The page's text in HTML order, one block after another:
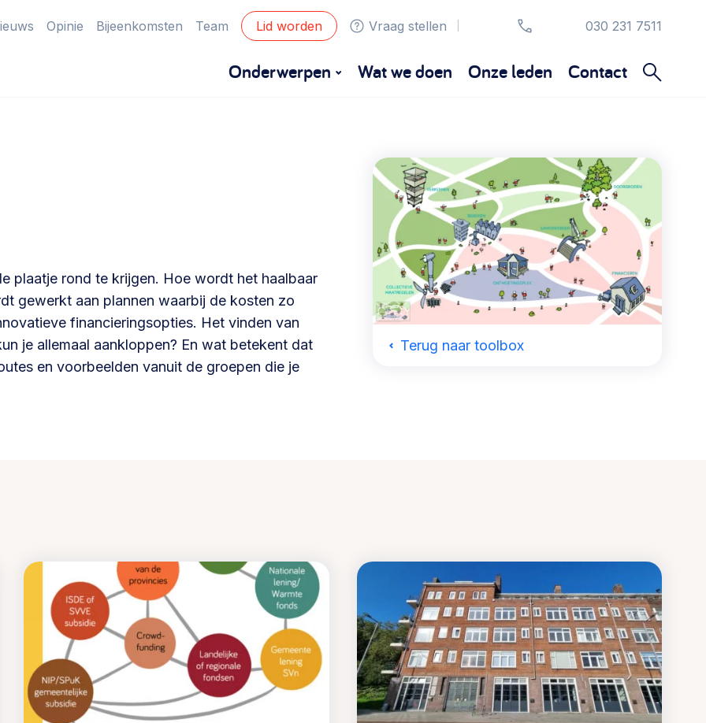
Opinie Bijeenkomsten Team Lid worden Vraag stellen 030 231 7511
Onderwerpen
Bestuur, horeca, evenementen, verhuur en
communicatie >
ontmoetingsplekken >
Sociaal ondernemen
Bewonersbedrijf starten, ondernemingsplan
maken >
Zorgzame gemeenschappen
Betrokken buurten, contact stimuleren,
Wijkaanpak
invoering omgevingswet, participatie,
gebiedsontwikkeling>
of e-mail.
Wat we doen Onze leden Contact
plaatje rond te krijgen. Hoe wordt het haalbaar
gewerkt aan plannen waarbij de kosten zo
financieringsopties. Het vinden van
je allemaal aankloppen? En wat betekent dat
en voorbeelden vanuit de groepen die je
Terug naar toolbox